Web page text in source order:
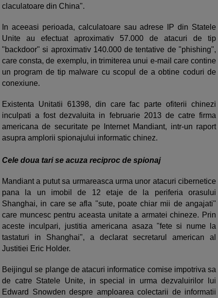
claculatoare din China".
In aceeasi perioada, calculatoare sau adrese IP din Statele
Unite au efectuat aproximativ 57.000 de atacuri de tip
"backdoor" si aproximativ 140.000 de tentative de "phishing",
care consta, de exemplu, in trimiterea unui e-mail care contine
un program de tip malware cu scopul de a obtine coduri de
conexiune.
Existenta Unitatii 61398, din care fac parte ofiterii chinezi
inculpati a fost dezvaluita in februarie 2013 de catre firma
americana de securitate pe Internet Mandiant, intr-un raport
asupra amplorii spionajului informatic chinez.
Cele doua tari se acuza reciproc de spionaj
Mandiant a putut sa urmareasca urma unor atacuri cibernetice
pana la un imobil de 12 etaje de la periferia orasului
Shanghai, in care se afla "sute, poate chiar mii de angajati"
care muncesc pentru aceasta unitate a armatei chineze. Prin
aceste inculpari, justitia americana asaza "fete si nume la
tastaturi in Shanghai", a declarat secretarul american al
Justitiei Eric Holder.
Beijingul se plange de atacuri informatice comise impotriva sa
de catre Statele Unite, in special in urma dezvaluirilor lui
Edward Snowden despre amploarea colectarii de informatii